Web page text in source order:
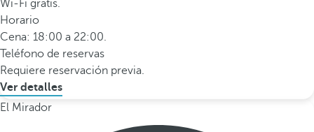
Wi-Fi gratis.
Horario
Cena: 18:00 a 22:00.
Teléfono de reservas
Requiere reservación previa.
Ver detalles
El Mirador